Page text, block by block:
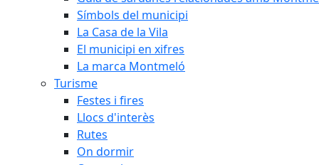
Símbols del municipi
La Casa de la Vila
El municipi en xifres
La marca Montmeló
Turisme
Festes i fires
Llocs d'interès
Rutes
On dormir